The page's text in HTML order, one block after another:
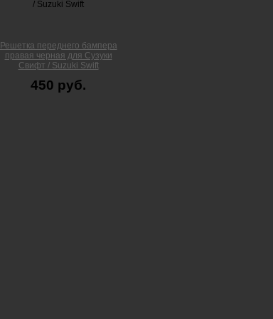
Решетка переднего бампера
правая черная для Сузуки
Свифт / Suzuki Swift
450 руб.